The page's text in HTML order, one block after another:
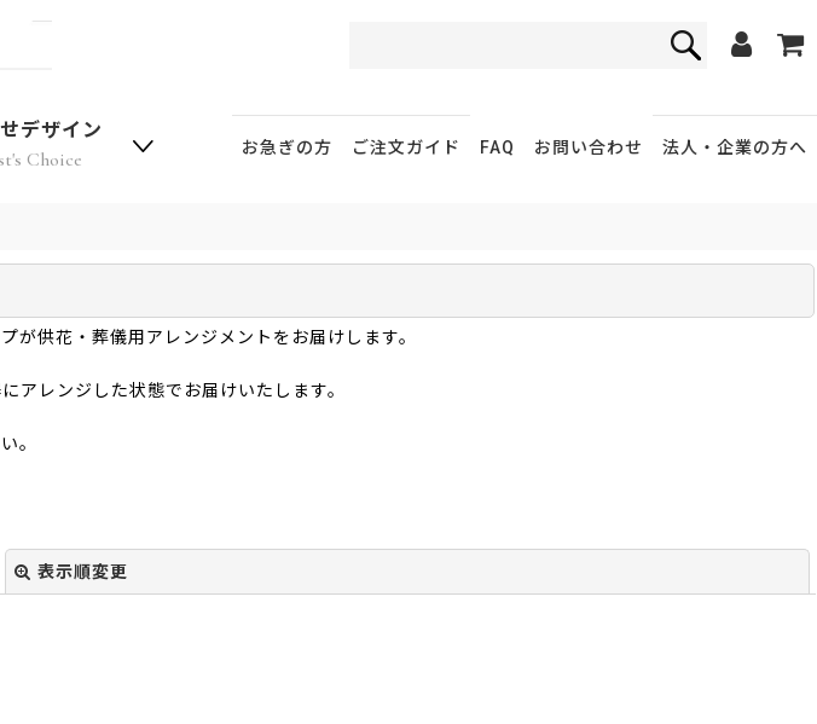
デザイン
Choice 法人・企業の方へ
ご注文ガイド
お急ぎの方 FAQ お問い合わせ
供花・葬儀用アレンジメントをお届けします。
アレンジした状態でお届けいたします。
。
表示順変更